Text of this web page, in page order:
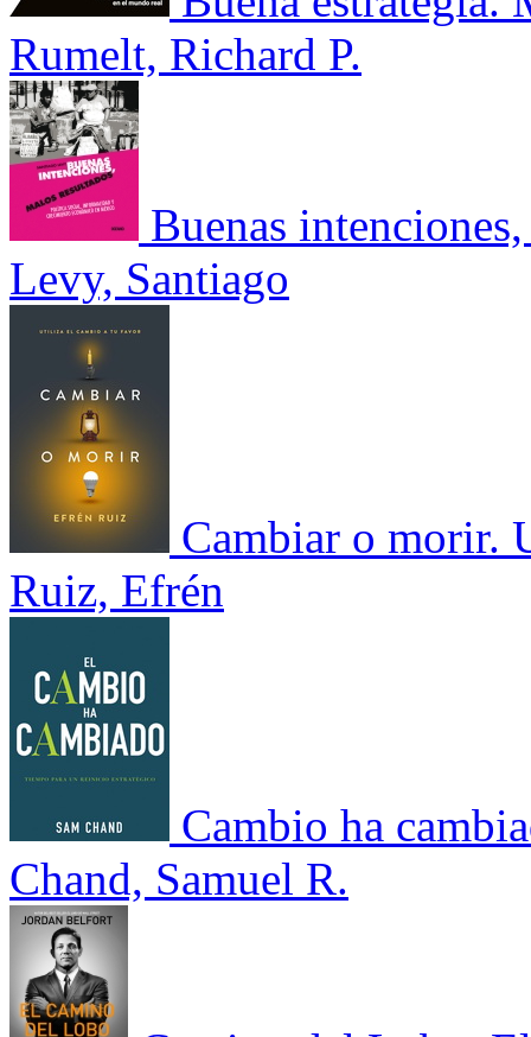
Rumelt, Richard P.
Buenas
Levy, Santiago
Cambiar o morir.
Ruiz, Efrén
Cambio ha
Chand, Samuel R.